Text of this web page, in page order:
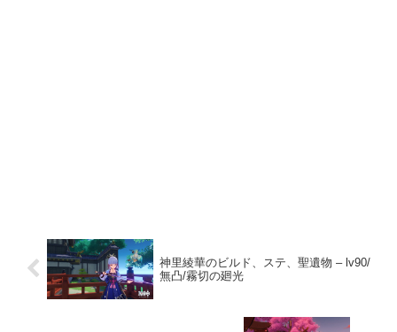
神里綾華のビルド、ステ、聖遺物 – lv90/
無凸/霧切の廻光